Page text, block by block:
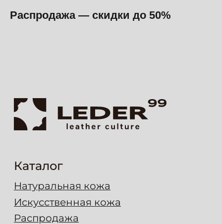
Распродажа — скидки до 50%
Контакты
Цены
Вопрос-ответ
Ремонт-сервис
+7 (495) 778-78-99
8 (977) 689 01 90
8 (977) 665 15 77
Пн-Чт: 9:30–17:00, Пт: 9:30–14:00
Сб-Вс: выходной